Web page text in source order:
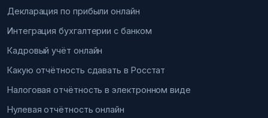
Декларация по прибыли онлайн
Интеграция бухгалтерии с банком
Кадровый учёт онлайн
Какую отчётность сдавать в Росстат
Налоговая отчётность в электронном виде
Нулевая отчётность онлайн